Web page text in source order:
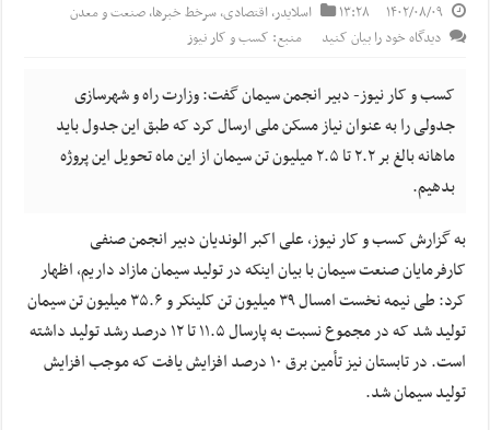
۱۴۰۲/۰۸/۰۹ ۱۳:۲۸ اسلایدر,اقتصادی,سرخط خبرها,صنعت و معدن
دیدگاه خود را بیان کنید
منبع: کسب و کار نیوز
کسب و کار نیوز- دبیر انجمن سیمان گفت: وزارت راه و شهرسازی
جدولی را به عنوان نیاز مسکن ملی ارسال کرد که طبق این جدول باید
ماهانه بالغ بر ۲.۲ تا ۲.۵ میلیون تن سیمان از این ماه تحویل این پروژه
بدهیم.
به گزارش کسب و کار نیوز، علی اکبر الوندیان دبیر انجمن صنفی
کارفرمایان صنعت سیمان با بیان اینکه در تولید سیمان مازاد داریم، اظهار
کرد: طی نیمه نخست امسال ۳۹ میلیون تن کلینکر و ۳۵.۶ میلیون تن سیمان
تولید شد که در مجموع نسبت به پارسال ۱۱.۵ تا ۱۲ درصد رشد تولید داشته
است. در تابستان نیز تأمین برق ۱۰ درصد افزایش یافت که موجب افزایش
تولید سیمان شد.